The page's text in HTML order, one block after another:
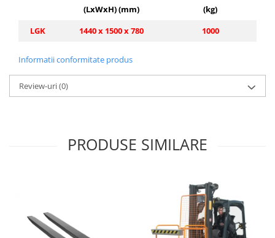
(LxWxH) (mm)
(kg)
LGK
1440 x 1500 x 780 1000
Informatii conformitate produs
Review-uri(0)
PRODUSE SIMILARE